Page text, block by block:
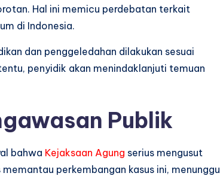
Hal ini memicu perdebatan terkait
di Indonesia.
dan penggeledahan dilakukan sesuai
penyidik akan menindaklanjuti temuan
Publik
bahwa Kejaksaan Agung serius mengusut
perkembangan kasus ini, menunggu